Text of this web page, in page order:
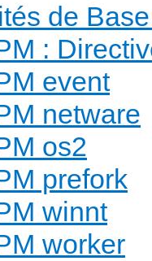
de
:
event
netware
os2
prefork
winnt
worker